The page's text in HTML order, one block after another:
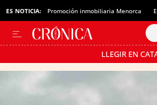
ES NOTICIA: Promoción inmobiliaria Menorca
LLEGIR EN
Pásate al MODO